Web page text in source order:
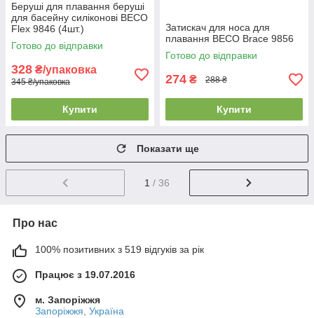
Беруші для плавання беруші
для басейну силіконові BECO
Flex 9846 (4шт.)
Готово до відправки
328 ₴/упаковка
345 ₴/упаковка
Купити
Затискач для носа для
плавання BECO Brace 9856
Готово до відправки
274 ₴ 288 ₴
Купити
Показати ще
1 / 36
Про нас
100% позитивних з 519 відгуків за рік
Працює з 19.07.2016
м. Запоріжжя
Запоріжжя, Україна